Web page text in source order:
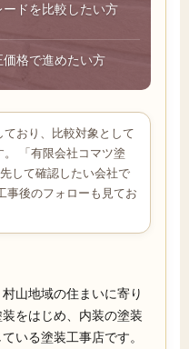
ドを比較したい方
格で進めたい方
おり、比較対象として
「有限会社コマツ塗
して確認したい会社で
事後のフォローも見てお
山地域の住まいに寄り
をはじめ、内装の塗装
いる塗装工事店です。